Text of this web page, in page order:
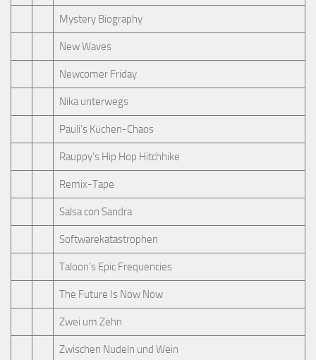
Mystery Biography
New Waves
Newcomer Friday
Nika unterwegs
Pauli's Küchen-Chaos
Rauppy’s Hip Hop Hitchhike
Remix-Tape
Salsa con Sandra
Softwarekatastrophen
Taloon’s Epic Frequencies
The Future Is Now Now
Zwei um Zehn
Zwischen Nudeln und Wein